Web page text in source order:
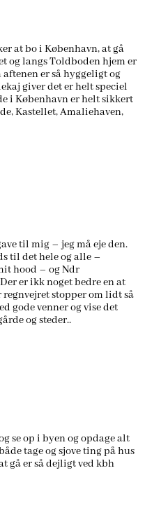
at bo i København, at gå
og langs Toldboden hjem er
er så hyggeligt og
giver det er helt speciel
i København er helt sikkert
Kastellet, Amaliehaven,
til mig – jeg må eje den.
til det hele og alle –
hood – og Ndr
er ikk noget bedre en at
stopper om lidt så
gode venner og vise det
og steder..
se op i byen og opdage alt
tage og sjove ting på hus
gå er så dejligt ved kbh